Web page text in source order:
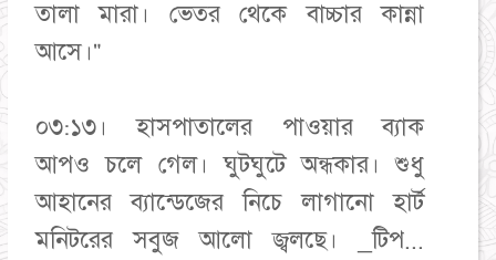
তালা মারা। ভেতর থেকে বাচ্চার কান্না
আসে।"
০৩:১৩। হাসপাতালের পাওয়ার ব্যাক
আপও চলে গেল। ঘুটঘুটে অন্ধকার। শুধু
আহানের ব্যান্ডেজের নিচে লাগানো হার্ট
মনিটরের সবুজ আলো জ্বলছে। _টিপ...